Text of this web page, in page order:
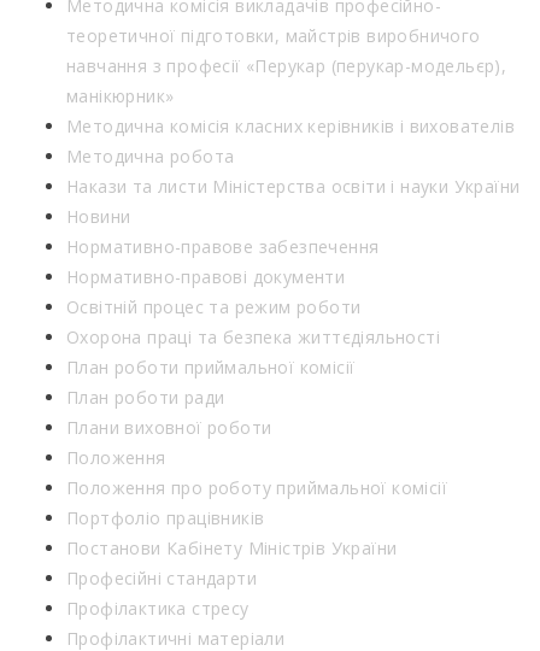
Методична комісія викладачів професійно-
теоретичної підготовки, майстрів виробничого
навчання з професії «Перукар (перукар-модельєр),
манікюрник»
Методична комісія класних керівників і вихователів
Методична робота
Накази та листи Міністерства освіти і науки України
Новини
Нормативно-правове забезпечення
Нормативно-правові документи
Освітній процес та режим роботи
Охорона праці та безпека життєдіяльності
План роботи приймальної комісії
План роботи ради
Плани виховної роботи
Положення
Положення про роботу приймальної комісії
Портфоліо працівників
Постанови Кабінету Міністрів України
Професійні стандарти
Профілактика стресу
Профілактичні матеріали